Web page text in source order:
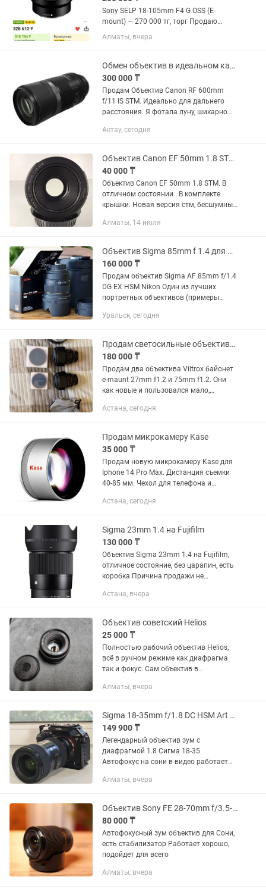
Sony SELP 18-105mm F4 G OSS (E-
mount) — 270 000 тг, торг Продаю
универсальный объектив Sony 18–105
F4 G OSS. Отлично подходит для фото и
светосила F4 на всем диапазоне,...
Алматы, вчера
Обмен объектив в идеальном качестве
300 000 ₸
Продам Объектив Canon RF 600mm
f/11 IS STM. Идеально для дальнего
расстояния. Я фотала луну, шикарно
приложила. Луна получается
Актау, сегодня
Объектив Canon EF 50mm 1.8 STM. Портретник
40 000 ₸
Объектив Canon EF 50mm 1.8 STM. В
отличном состоянии . В комплекте
крышки. Новая версия стм, бесшумный
фото тоже. Светосильный. Цена 40.000
Алматы, 14 июля
Объектив Sigma 85mm f 1.4 для Nikon (F, EF)
160 000 ₸
Продам объектив Sigma AF 85mm f/1.4
DG EX HSM Nikon Один из лучших
портретных объективов (примеры
светосильный с красивым рисунком
Уральск, сегодня
Продам светосильные объективы Viltrox
180 000 ₸
Продам два объектива Viltrox байонет
e-maunt 27mm f1.2 и 75mm f1.2. Они
как новые и пользовался мало,
объектив 180к, если оба заберете, то
Астана, сегодня
Продам микрокамеру Kase
35 000 ₸
Продам новую микрокамеру Kase для
Iphone 14 Pro Max. Дистанция съемки
40-85 мм. Чехол для телефона и
Астана, сегодня
Sigma 23mm 1.4 на Fujifilm
130 000 ₸
Объектив Sigma 23mm 1.4 на Fujifilm,
отличное состояние, без царапин, есть
коробка Причина продажи не
Астана, вчера
Объектив советский Helios
25 000 ₸
Полностью рабочий объектив Helios,
всё в ручном режиме как диафрагма
так и фокус. Сам объектив в
без царапин. Стоимость 20000 тенге,
Алматы, вчера
Sigma 18-35mm f/1.8 DC HSM Art для Sony
149 900 ₸
Легендарный объектив зум с
диафрагмой 1.8 Сигма 18-35
Автофокус на сони в видео работает
переходником - 240к
Алматы, вчера
Объектив Sony FE 28-70mm f/3.5-5.6 OSS
80 000 ₸
Автофокусный зум объектив для Сони,
есть стабилизатор Работает хорошо,
подойдет для всего
Алматы, вчера